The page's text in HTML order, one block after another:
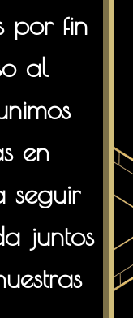
por fin
al
en
seguir
juntos